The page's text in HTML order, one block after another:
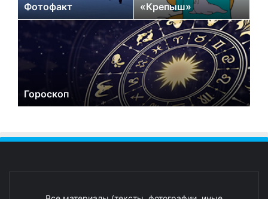
Фотофакт «Крепыш»
Гороскоп